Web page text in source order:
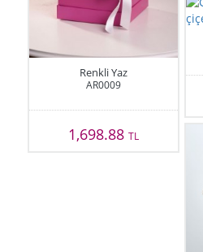
Renkli Yaz
AR0009
1,698.88TL